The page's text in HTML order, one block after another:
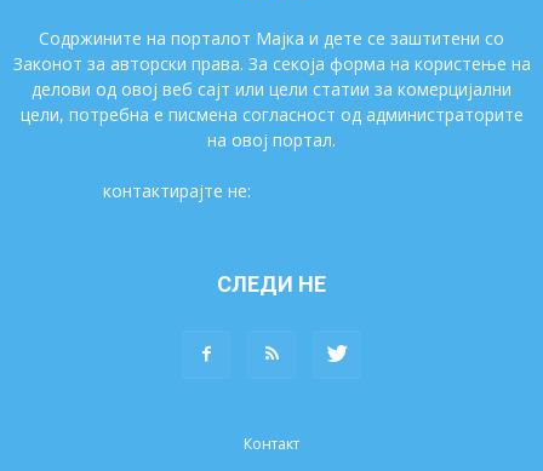
Содржините на порталот Мајка и дете се заштитени со
Законот за авторски права. За секоја форма на користење на
делови од овој веб сајт или цели статии за комерцијални
цели, потребна е писмена согласност од администраторите
на овој портал.
контактирајте не:
СЛЕДИ НЕ
Контакт